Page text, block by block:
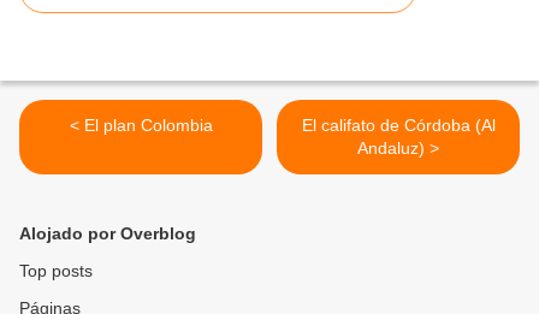
< El plan Colombia
El califato de Córdoba (Al
Andaluz) >
Alojado por Overblog
Top posts
Páginas